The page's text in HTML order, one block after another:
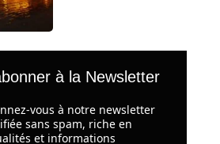
à la Newsletter
vous à notre newsletter
sans spam, riche en
et informations